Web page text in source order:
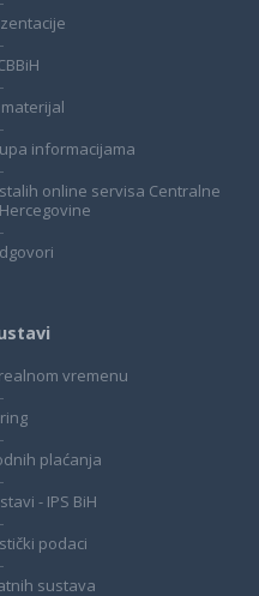
informacijama
online servisa Centralne
vremenu
plaćanja
- IPS BiH
podaci
sustava